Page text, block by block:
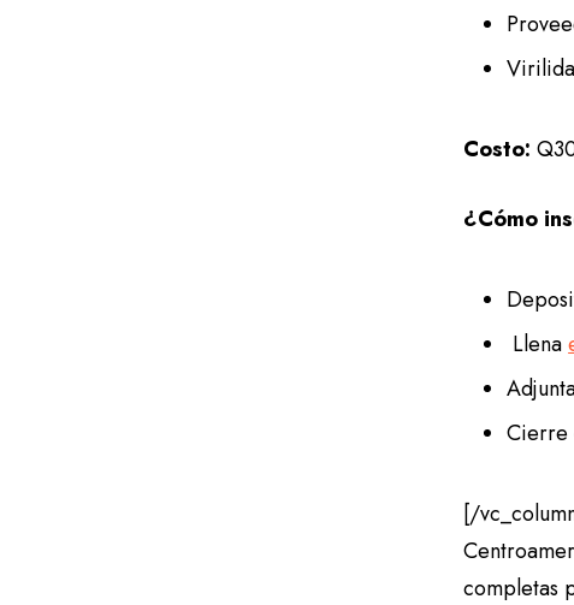
Costo:
¿Cómo
Llena
Cierre
[/
completas